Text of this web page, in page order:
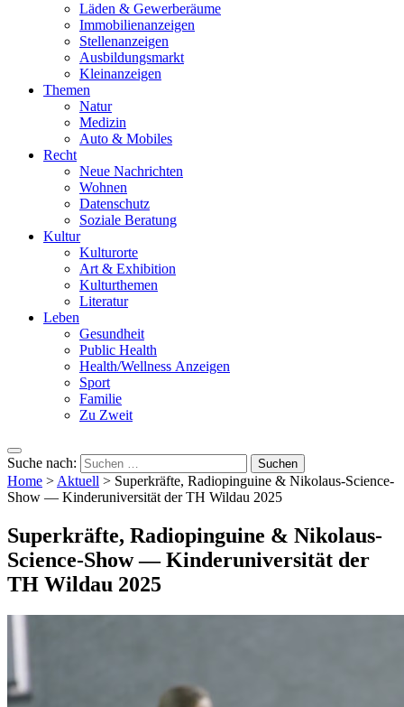
Läden & Gewerberäume
Immobilienanzeigen
Stellenanzeigen
Ausbildungsmarkt
Kleinanzeigen
Themen
Natur
Medizin
Auto & Mobiles
Recht
Neue Nachrichten
Wohnen
Datenschutz
Soziale Beratung
Kultur
Kulturorte
Art & Exhibition
Kulturthemen
Literatur
Leben
Gesundheit
Public Health
Health/Wellness Anzeigen
Sport
Familie
Zu Zweit
Suche nach:
Home > Aktuell > Superkräfte, Radiopinguine & Nikolaus-Science-
Show — Kinderuniversität der TH Wildau 2025
Superkräfte, Radiopinguine & Nikolaus-
Science-Show — Kinderuniversität der
TH Wildau 2025